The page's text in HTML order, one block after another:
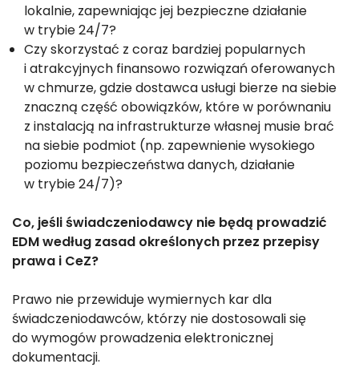
lokalnie, zapewniając jej bezpieczne działanie
w trybie 24/7?
Czy skorzystać z coraz bardziej popularnych
i atrakcyjnych finansowo rozwiązań oferowanych
w chmurze, gdzie dostawca usługi bierze na siebie
znaczną część obowiązków, które w porównaniu
z instalacją na infrastrukturze własnej musie brać
na siebie podmiot (np. zapewnienie wysokiego
poziomu bezpieczeństwa danych, działanie
w trybie 24/7)?
Co, jeśli świadczeniodawcy nie będą prowadzić
EDM według zasad określonych przez przepisy
prawa i CeZ?
Prawo nie przewiduje wymiernych kar dla
świadczeniodawców, którzy nie dostosowali się
do wymogów prowadzenia elektronicznej
dokumentacji.